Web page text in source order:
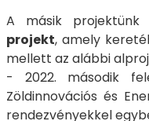
A másik projektünk
projekt, amely
mellett az alábbi
- 2022. második
Zöldinnovációs és
rendezvényekkel